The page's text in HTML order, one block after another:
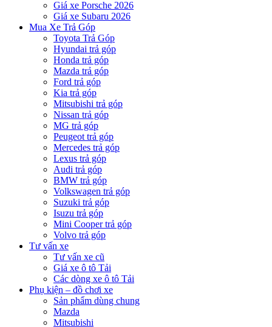
Giá xe Porsche 2026
Giá xe Subaru 2026
Mua Xe Trả Góp
Toyota Trả Góp
Hyundai trả góp
Honda trả góp
Mazda trả góp
Ford trả góp
Kia trả góp
Mitsubishi trả góp
Nissan trả góp
MG trả góp
Peugeot trả góp
Mercedes trả góp
Lexus trả góp
Audi trả góp
BMW trả góp
Volkswagen trả góp
Suzuki trả góp
Isuzu trả góp
Mini Cooper trả góp
Volvo trả góp
Tư vấn xe
Tư vấn xe cũ
Giá xe ô tô Tải
Các dòng xe ô tô Tải
Phụ kiện – đồ chơi xe
Sản phẩm dùng chung
Mazda
Mitsubishi